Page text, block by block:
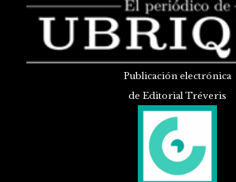
Publicación electrónica
de Editorial Tréveris